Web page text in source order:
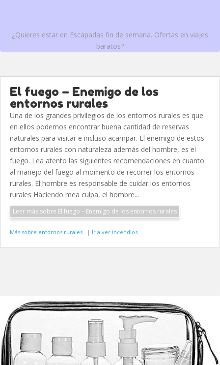
¿Quieres estar en Escapadas fin de semana. Ofertas en viajes
baratos?
El fuego – Enemigo de los
entornos rurales
Una de los grandes privilegios de los entornos rurales es que
en ellos podemos encontrar buena cantidad de reservas
naturales para visitar e incluso acampar. El enemigo de estos
entornos rurales con naturaleza además del hombre, es el
fuego. Lea atento las siguientes recomendaciones en cuanto
al manejo del fuego al momento de recorrer los entornos
rurales. El hombre es responsable de cuidar los entornos
rurales Haciendo mea culpa, el hombre...
Leer más sobre El fuego – Enemigo de los entornos rurales
Más sobre entornos rurales | Ir a ver incendios